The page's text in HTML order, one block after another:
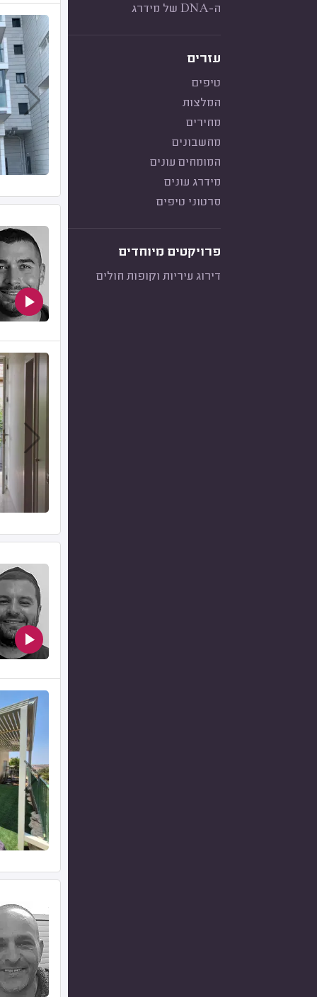
ה-DNA של מידרג
עזרים
טיפים
המלצות
מחירים
מחשבונים
המומחים עונים
מידרג עונים
סרטוני טיפים
פרויקטים מיוחדים
דירוג עיריות וקופות חולים